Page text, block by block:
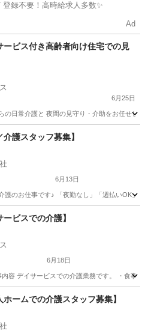
日給例1万円〜 / 登録不要！高時給求人多数✨
Ad
ービス付き高齢者向け住宅での見
6月25日
の日常介護と 夜間の見守り・介助をお任せし
ビス付き高齢者向け住宅
護スタッフ募集】
6月13日
護のお仕事です♪ 「夜勤なし」「週払いOK
ビス付き高齢者向け住宅
ービスでの介護】
6月18日
容 デイサービスでの介護業務です。 ・食事
ホームでの介護スタッフ募集】